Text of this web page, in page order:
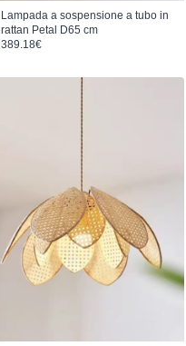
Lampada a sospensione a tubo in
rattan Petal D65 cm
389.18€